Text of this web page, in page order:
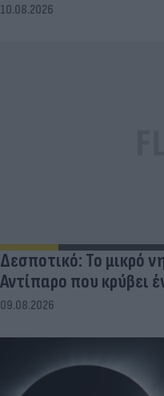
10.08.2026
Δεσποτικό: Το μικρό
Αντίπαρο που κρύβει
09.08.2026